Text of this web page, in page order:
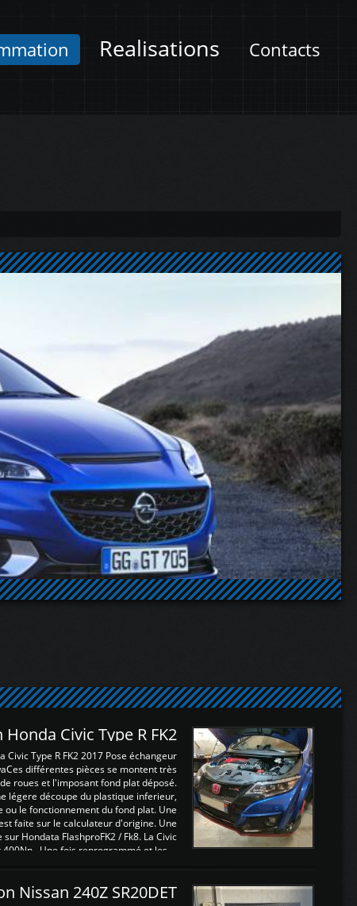
Realisations Contacts
Civic Type R FK2
Type R FK2 2017 Pose échangeur
différentes pièces se montent très
roues et l'imposant fond plat déposé.
légere découpe du plastique inferieur,
le fonctionnement du fond plat. Une
faite sur le calculateur d'origine. Une
Hondata FlashproFK2 / Fk8. La Civic
, Une fois reprogrammé et les ...
Nissan 240Z SR20DET